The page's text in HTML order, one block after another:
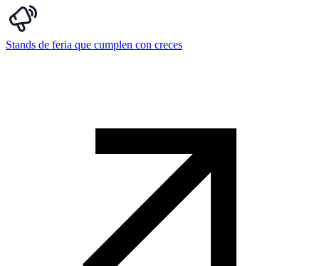
Stands de feria que cumplen con creces